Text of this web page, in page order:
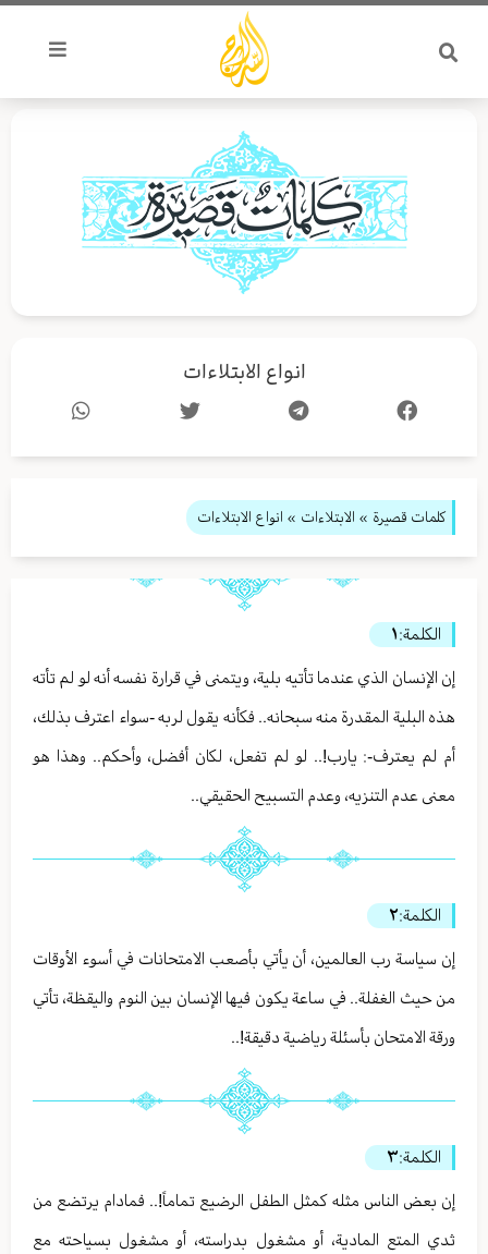
تخطي
المحتوى
انواع الابتلاءات
كلمات قصيرة » الابتلاءات » انواع الابتلاءات
الكلمة:١
إن الإنسان الذي عندما تأتيه بلية، ويتمنى في قرارة نفسه أنه لو لم تأته
هذه البلية المقدرة منه سبحانه.. فكأنه يقول لربه -سواء اعترف بذلك،
أم لم يعترف-: يارب!.. لو لم تفعل، لكان أفضل، وأحكم.. وهذا هو
معنى عدم التنزيه، وعدم التسبيح الحقيقي..
الكلمة:٢
إن سياسة رب العالمين، أن يأتي بأصعب الامتحانات في أسوء الأوقات
من حيث الغفلة.. في ساعة يكون فيها الإنسان بين النوم واليقظة، تأتي
ورقة الامتحان بأسئلة رياضية دقيقة!..
الكلمة:٣
إن بعض الناس مثله كمثل الطفل الرضيع تماماً!.. فمادام يرتضع من
ثدي المتع المادية، أو مشغول بدراسته، أو مشغول بسياحته مع